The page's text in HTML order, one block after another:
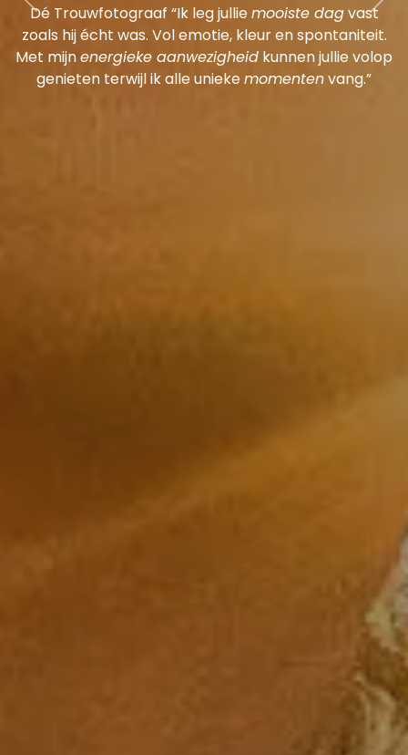
Previous Next
Dé Trouwfotograaf “Ik leg julliemooiste dagvast
zoals hij écht was. Vol emotie, kleur en spontaniteit.
Met mijnenergieke aanwezigheid kunnen jullie volop
genieten terwijl ik alle uniekemomentenvang.”